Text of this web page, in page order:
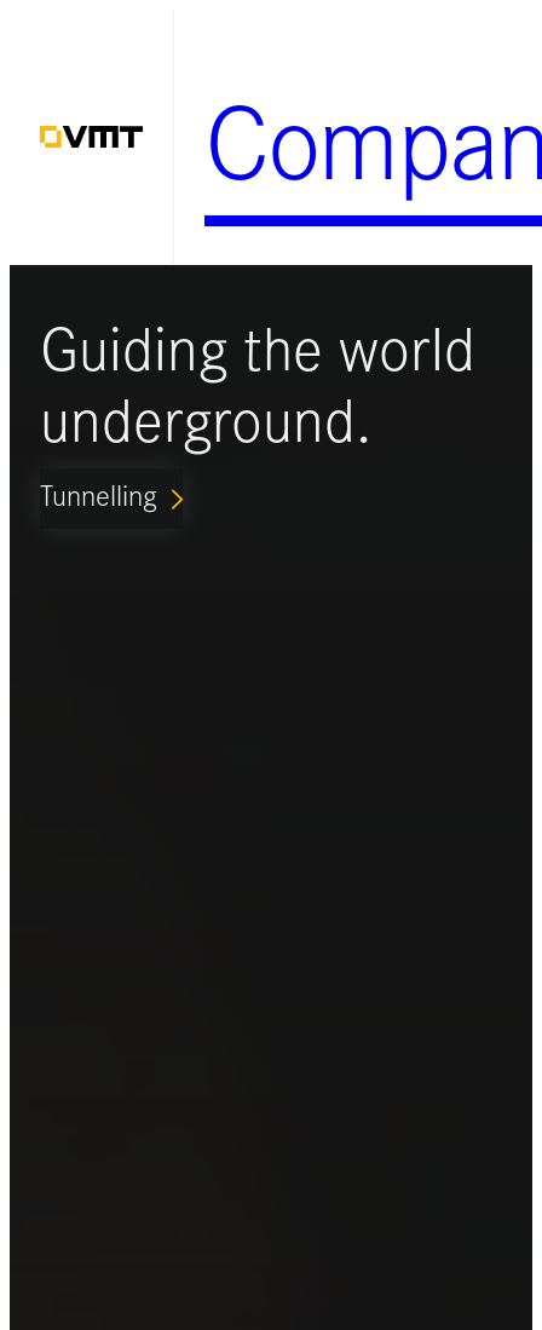
springen
Guiding the world
underground.
Tunnelling ARROW_FORWARD_IOS